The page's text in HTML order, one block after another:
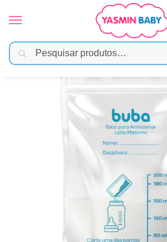
Início Amamentação / Acessórios